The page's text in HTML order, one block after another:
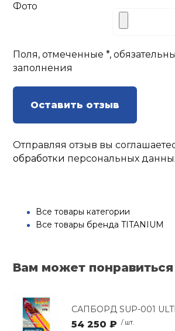
Фото
Поля, отмеченные *,
заполнения
Оставить отзыв
Отправляя отзыв вы
обработки персональных
Все товары категории
Все товары бренда TITANIUM
Вам может понравиться
САПБОРД SUP-001
54 250 ₽ / шт.